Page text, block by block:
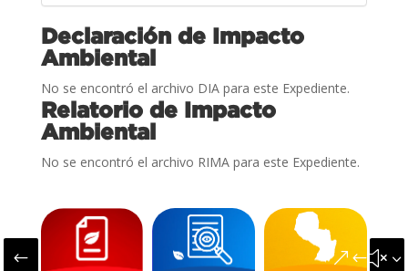
Declaración de Impacto
Ambiental
No se encontró el archivo DIA para este Expediente.
Relatorio de Impacto
Ambiental
No se encontró el archivo RIMA para este Expediente.
#